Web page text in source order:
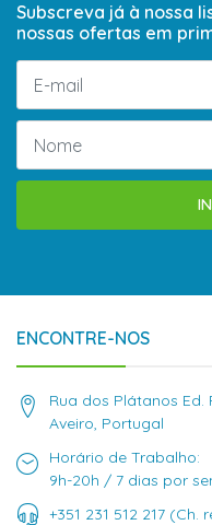
Subscreva já à nossa
nossas ofertas em
ENCONTRE-NOS
Rua dos Plátanos Ed.
Aveiro, Portugal
Horário de Trabalho:
9h-20h / 7 dias por
+351 231 512 217